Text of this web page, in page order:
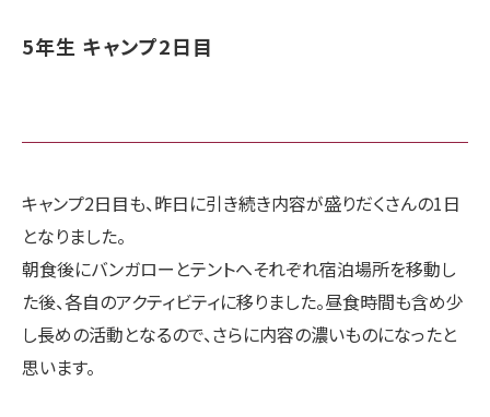
5年生 キャンプ2日目
キャンプ2日目も、昨日に引き続き内容が盛りだくさんの1日
となりました。
朝食後にバンガローとテントへそれぞれ宿泊場所を移動し
た後、各自のアクティビティに移りました。昼食時間も含め少
し長めの活動となるので、さらに内容の濃いものになったと
思います。